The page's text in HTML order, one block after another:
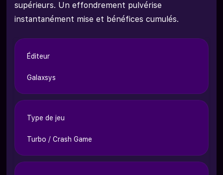
supérieurs. Un effondrement pulvérise
instantanément mise et bénéfices cumulés.
Éditeur
Galaxsys
Type de jeu
Turbo / Crash Game